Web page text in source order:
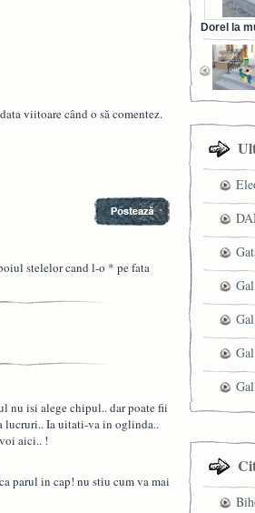
viitoare când o să comentez.
stelelor cand l-o * pe fata
nu isi alege chipul.. dar poate fii
lucruri.. Ia uitati-va in oglinda..
aici.. !
parul in cap! nu stiu cum va mai
Dorel la
din